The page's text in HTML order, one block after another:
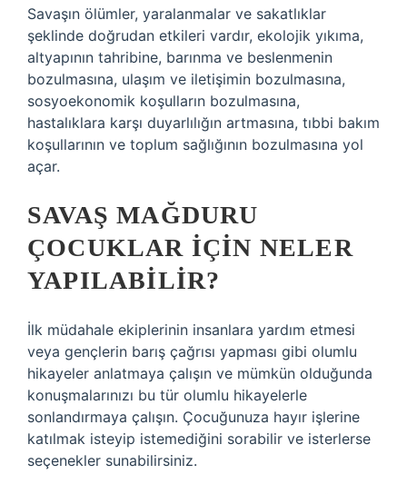
Savaşın ölümler, yaralanmalar ve sakatlıklar
şeklinde doğrudan etkileri vardır, ekolojik yıkıma,
altyapının tahribine, barınma ve beslenmenin
bozulmasına, ulaşım ve iletişimin bozulmasına,
sosyoekonomik koşulların bozulmasına,
hastalıklara karşı duyarlılığın artmasına, tıbbi bakım
koşullarının ve toplum sağlığının bozulmasına yol
açar.
SAVAŞ MAĞDURU
ÇOCUKLAR IÇIN NELER
YAPILABILIR?
İlk müdahale ekiplerinin insanlara yardım etmesi
veya gençlerin barış çağrısı yapması gibi olumlu
hikayeler anlatmaya çalışın ve mümkün olduğunda
konuşmalarınızı bu tür olumlu hikayelerle
sonlandırmaya çalışın. Çocuğunuza hayır işlerine
katılmak isteyip istemediğini sorabilir ve isterlerse
seçenekler sunabilirsiniz.